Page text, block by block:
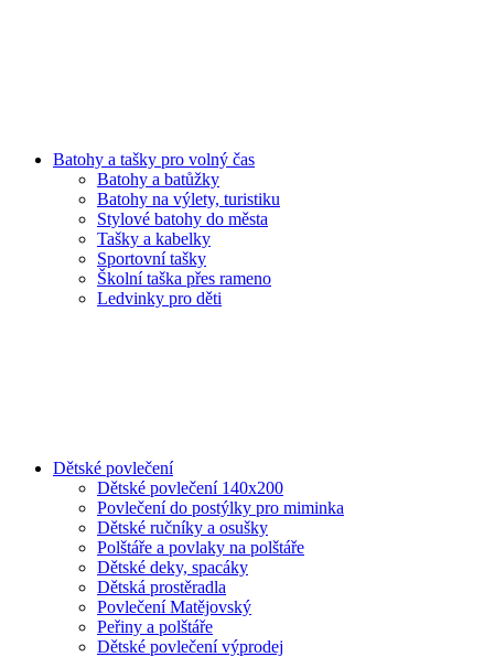
Batohy a tašky pro volný čas
Batohy a batůžky
Batohy na výlety, turistiku
Stylové batohy do města
Tašky a kabelky
Sportovní tašky
Školní taška přes rameno
Ledvinky pro děti
Dětské povlečení
Dětské povlečení 140x200
Povlečení do postýlky pro miminka
Dětské ručníky a osušky
Polštáře a povlaky na polštáře
Dětské deky, spacáky
Dětská prostěradla
Povlečení Matějovský
Peřiny a polštáře
Dětské povlečení výprodej